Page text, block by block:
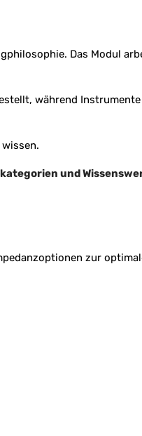
Das Modul
während
und
zur